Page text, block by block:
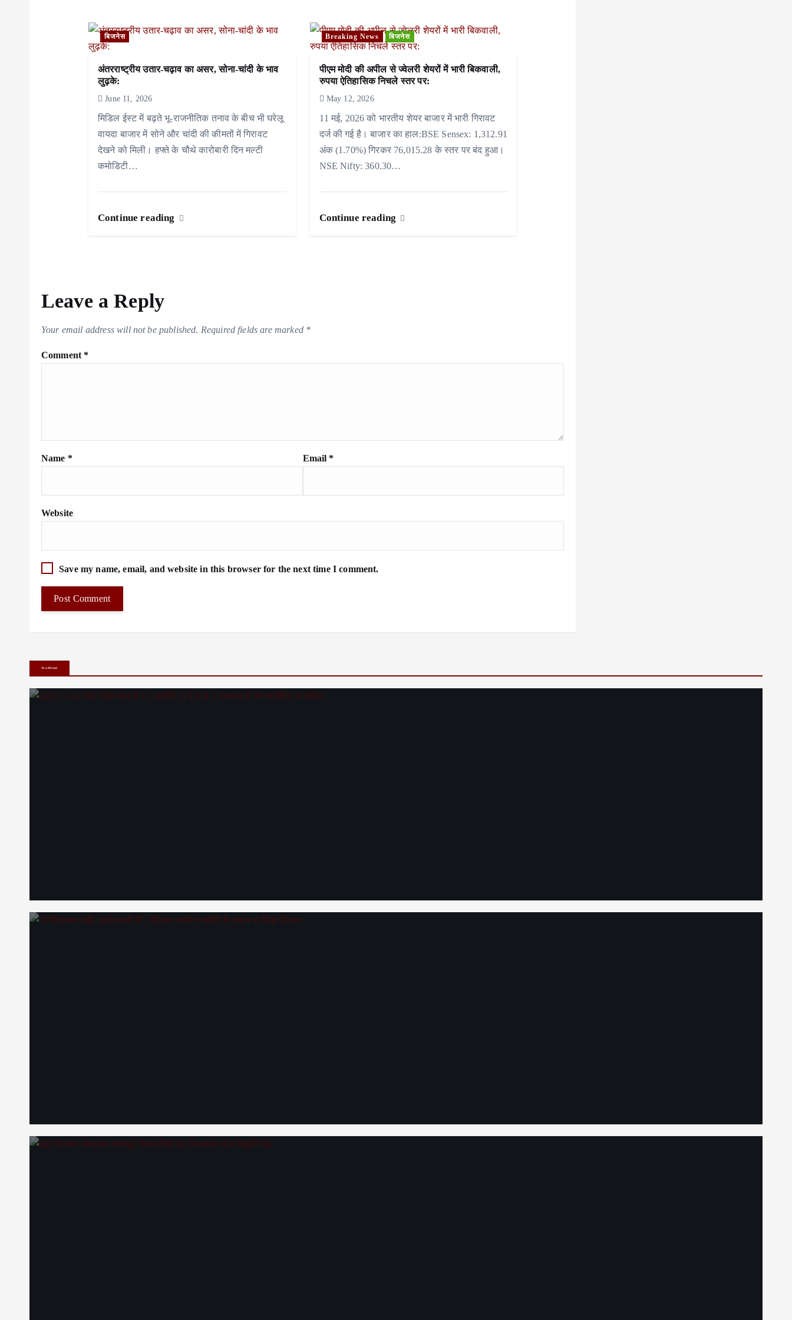
बिजनेस
अंतरराष्ट्रीय उतार-चढ़ाव का असर, सोना-चांदी के भाव
लुढ़के:
June 11, 2026
मिडिल ईस्ट में बढ़ते भू-राजनीतिक तनाव के बीच भी घरेलू
वायदा बाजार में सोने और चांदी की कीमतों में गिरावट
देखने को मिली। हफ्ते के चौथे कारोबारी दिन मल्टी
कमोडिटी…
Continue reading
Breaking News बिजनेस
पीएम मोदी की अपील से ज्वेलरी शेयरों में भारी बिकवाली,
रुपया ऐतिहासिक निचले स्तर पर:
May 12, 2026
11 मई, 2026 को भारतीय शेयर बाजार में भारी गिरावट
दर्ज की गई है। बाजार का हाल:BSE Sensex: 1,312.91
अंक (1.70%) गिरकर 76,015.28 के स्तर पर बंद हुआ।
NSE Nifty: 360.30…
Continue reading
Leave a Reply
Your email address will not be published. Required fields are marked *
Comment *
Name * Email *
Website
Save my name, email, and website in this browser for the next time I comment.
You Missed